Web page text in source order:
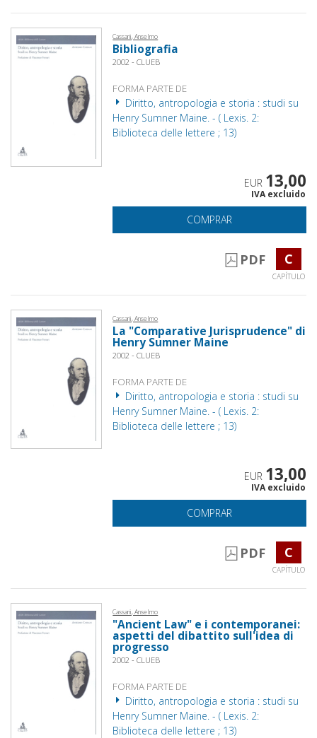
Cassani, Anselmo
Bibliografia
2002 - CLUEB
FORMA PARTE DE
Diritto, antropologia e storia : studi su
Henry Sumner Maine. - ( Lexis. 2:
Biblioteca delle lettere ; 13)
EUR 13,00
IVA excluido
COMPRAR
PDF C
CAPÍTULO
Cassani, Anselmo
La "Comparative Jurisprudence" di
Henry Sumner Maine
2002 - CLUEB
FORMA PARTE DE
Diritto, antropologia e storia : studi su
Henry Sumner Maine. - ( Lexis. 2:
Biblioteca delle lettere ; 13)
EUR 13,00
IVA excluido
COMPRAR
PDF C
CAPÍTULO
Cassani, Anselmo
"Ancient Law" e i contemporanei:
aspetti del dibattito sull'idea di
progresso
2002 - CLUEB
FORMA PARTE DE
Diritto, antropologia e storia : studi su
Henry Sumner Maine. - ( Lexis. 2:
Biblioteca delle lettere ; 13)